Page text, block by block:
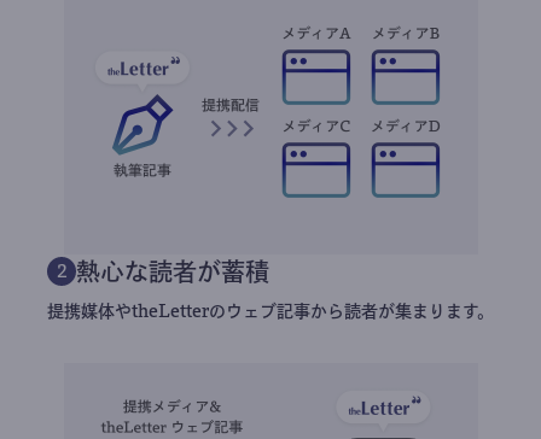
2 熱心な読者が蓄積
提携媒体やtheLetterのウェブ記事から読者が集まります。